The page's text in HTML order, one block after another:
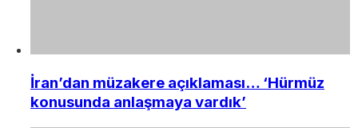
İran’dan müzakere açıklaması… ‘Hürmüz
konusunda anlaşmaya vardık’